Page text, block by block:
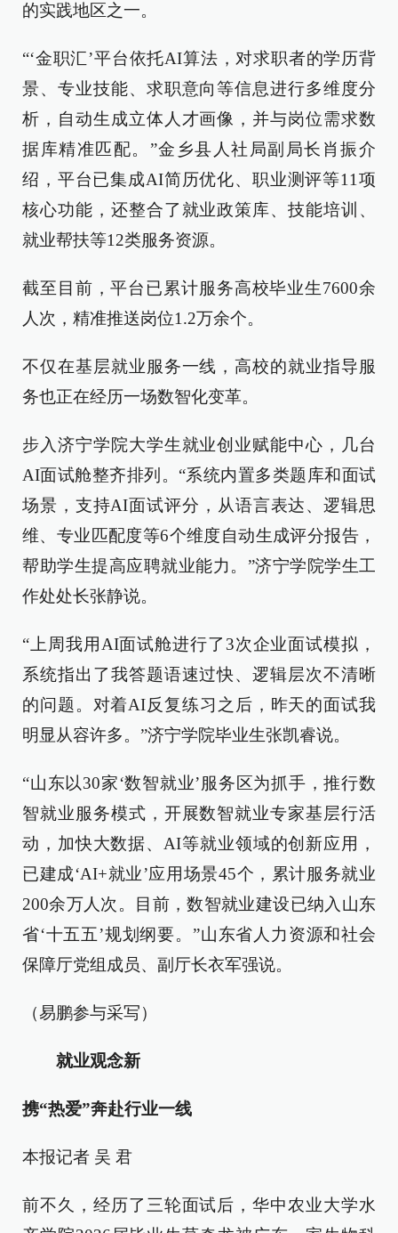
的实践地区之一。
“‘金职汇’平台依托AI算法，对求职者的学历背
景、专业技能、求职意向等信息进行多维度分
析，自动生成立体人才画像，并与岗位需求数
据库精准匹配。”金乡县人社局副局长肖振介
绍，平台已集成AI简历优化、职业测评等11项
核心功能，还整合了就业政策库、技能培训、
就业帮扶等12类服务资源。
截至目前，平台已累计服务高校毕业生7600余
人次，精准推送岗位1.2万余个。
不仅在基层就业服务一线，高校的就业指导服
务也正在经历一场数智化变革。
步入济宁学院大学生就业创业赋能中心，几台
AI面试舱整齐排列。“系统内置多类题库和面试
场景，支持AI面试评分，从语言表达、逻辑思
维、专业匹配度等6个维度自动生成评分报告，
帮助学生提高应聘就业能力。”济宁学院学生工
作处处长张静说。
“上周我用AI面试舱进行了3次企业面试模拟，
系统指出了我答题语速过快、逻辑层次不清晰
的问题。对着AI反复练习之后，昨天的面试我
明显从容许多。”济宁学院毕业生张凯睿说。
“山东以30家‘数智就业’服务区为抓手，推行数
智就业服务模式，开展数智就业专家基层行活
动，加快大数据、AI等就业领域的创新应用，
已建成‘AI+就业’应用场景45个，累计服务就业
200余万人次。目前，数智就业建设已纳入山东
省‘十五五’规划纲要。”山东省人力资源和社会
保障厅党组成员、副厅长衣军强说。
（易鹏参与采写）
就业观念新
携“热爱”奔赴行业一线
本报记者 吴 君
前不久，经历了三轮面试后，华中农业大学水